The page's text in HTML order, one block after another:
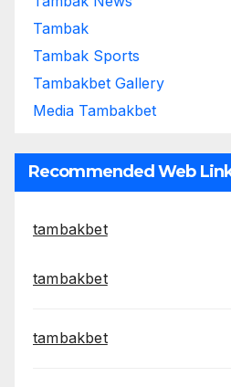
Tambak
Tambak Sports
Tambakbet Gallery
Media Tambakbet
Recommended Web
tambakbet
tambakbet
tambakbet